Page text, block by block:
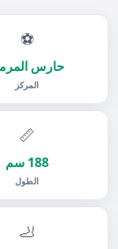
⚽
حارس
المركز
📏
188 سم
الطول
🦶